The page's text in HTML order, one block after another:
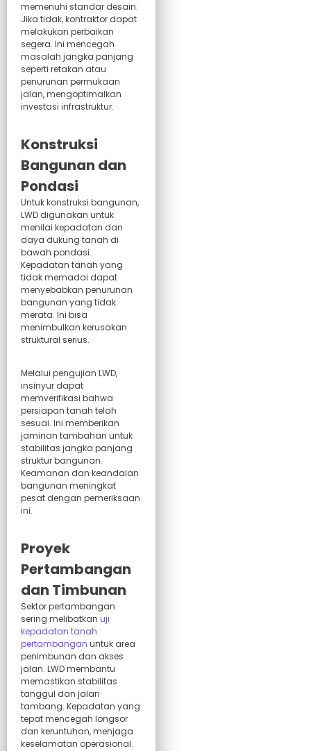
memenuhi standar desain.
Jika tidak, kontraktor dapat
melakukan perbaikan
segera. Ini mencegah
masalah jangka panjang
seperti retakan atau
penurunan permukaan
jalan, mengoptimalkan
investasi infrastruktur.
Konstruksi
Bangunan dan
Pondasi
Untuk konstruksi bangunan,
LWD digunakan untuk
menilai kepadatan dan
daya dukung tanah di
bawah pondasi.
Kepadatan tanah yang
tidak memadai dapat
menyebabkan penurunan
bangunan yang tidak
merata. Ini bisa
menimbulkan kerusakan
struktural serius.
Melalui pengujian LWD,
insinyur dapat
memverifikasi bahwa
persiapan tanah telah
sesuai. Ini memberikan
jaminan tambahan untuk
stabilitas jangka panjang
struktur bangunan.
Keamanan dan keandalan
bangunan meningkat
pesat dengan pemeriksaan
ini.
Proyek
Pertambangan
dan Timbunan
Sektor pertambangan
sering melibatkan uji
kepadatan tanah
pertambangan untuk area
penimbunan dan akses
jalan. LWD membantu
memastikan stabilitas
tanggul dan jalan
tambang. Kepadatan yang
tepat mencegah longsor
dan keruntuhan, menjaga
keselamatan operasional.